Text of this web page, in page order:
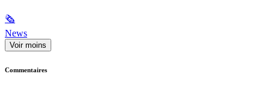
🗞
News
Voir moins
Commentaires